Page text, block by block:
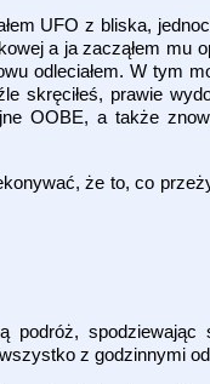
UFO z bliska,
a ja zacząłem mu
odleciałem. W tym
skręciłeś, prawie
OOBE, a także
że to, co
podróż,
z godzinnymi